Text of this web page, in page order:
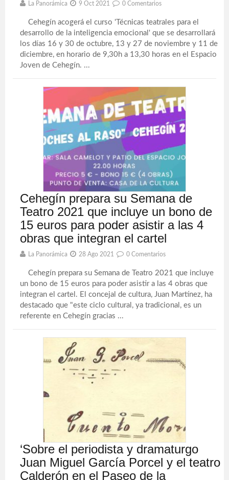
La Panorámica 9 Oct 2021 0 Comentarios
Cehegín acogerá el curso 'Técnicas teatrales para el
desarrollo de la inteligencia emocional' que se desarrollará
los días 16 y 30 de octubre, 13 y 27 de noviembre y 11 de
diciembre, en horario de 9,30h a 13,30 horas en el Espacio
Joven de Cehegín. ...
Cehegín prepara su Semana de
Teatro 2021 que incluye un bono de
15 euros para poder asistir a las 4
obras que integran el cartel
La Panorámica 28 Ago 2021 0 Comentarios
Cehegín prepara su Semana de Teatro 2021 que incluye
un bono de 15 euros para poder asistir a las 4 obras que
integran el cartel. El concejal de cultura, Juan Martínez, ha
destacado que "este ciclo cultural, ya tradicional, es un
referente en Cehegín gracias ...
‘Sobre el periodista y dramaturgo
Juan Miguel García Porcel y el teatro
Calderón en el Paseo de la